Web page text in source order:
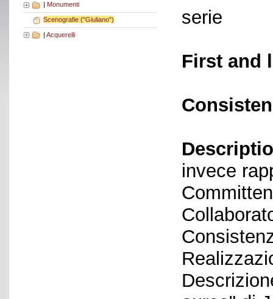
Monumenti
Scenografie ("Giuliano")
| Acquerelli
serie
First and
invece